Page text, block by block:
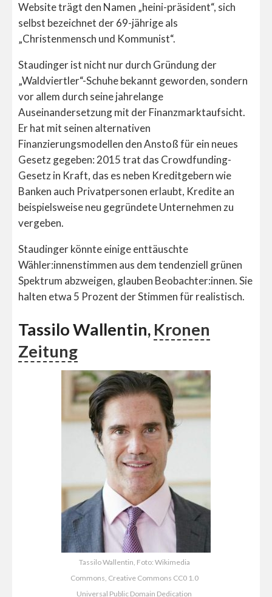
Website trägt den Namen „heini-präsident“, sich
selbst bezeichnet der 69-jährige als
„Christenmensch und Kommunist“.
Staudinger ist nicht nur durch Gründung der
„Waldviertler“-Schuhe bekannt geworden, sondern
vor allem durch seine jahrelange
Auseinandersetzung mit der Finanzmarktaufsicht.
Er hat mit seinen alternativen
Finanzierungsmodellen den Anstoß für ein neues
Gesetz gegeben: 2015 trat das Crowdfunding-
Gesetz in Kraft, das es neben Kreditgebern wie
Banken auch Privatpersonen erlaubt, Kredite an
beispielsweise neu gegründete Unternehmen zu
vergeben.
Staudinger könnte einige enttäuschte
Wähler:innenstimmen aus dem tendenziell grünen
Spektrum abzweigen, glauben Beobachter:innen. Sie
halten etwa 5 Prozent der Stimmen für realistisch.
Tassilo Wallentin, Kronen
Zeitung
Tassilo Wallentin, Foto: Wikimedia
Commons, Creative Commons CC0 1.0
Universal Public Domain Dedication